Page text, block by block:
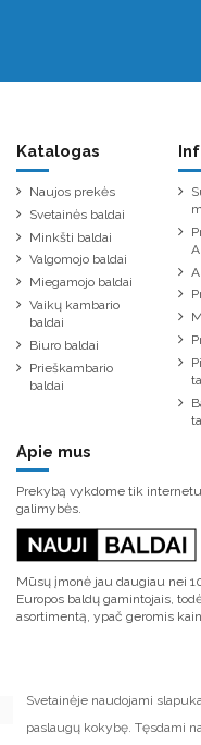
Katalogas
Naujos prekės
Svetainės baldai
Minkšti baldai
Valgomojo baldai
Miegamojo baldai
Vaikų kambario
baldai
Biuro baldai
Prieškambario
baldai
Apie mus
Prekybą vykdome tik
galimybės.
Mūsų įmonė jau daugiau nei
Europos baldų gamintojais,
asortimentą, ypač geromis
Svetainėje naudojami
paslaugų kokybę. Tęsdami